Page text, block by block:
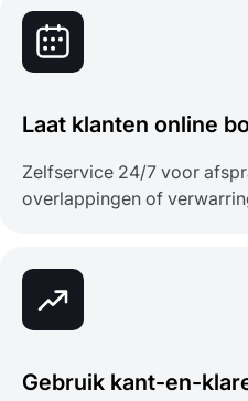
Laat klanten online
Zelfservice 24/7 voor
overlappingen of
Gebruik kant-en-